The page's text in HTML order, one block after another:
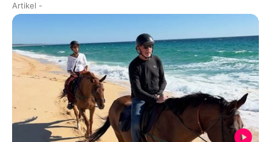
Artikel -